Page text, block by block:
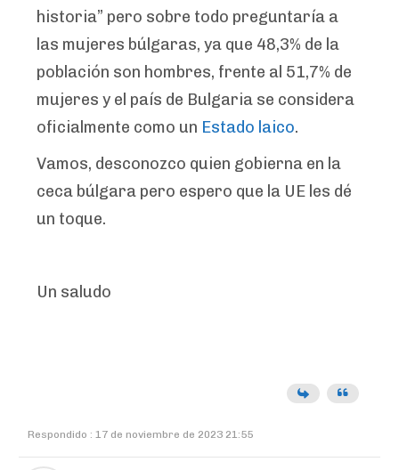
historia” pero sobre todo preguntaría a
las mujeres búlgaras, ya que 48,3% de la
población son hombres, frente al 51,7% de
mujeres y el país de Bulgaria se considera
oficialmente como un Estado laico.
Vamos, desconozco quien gobierna en la
ceca búlgara pero espero que la UE les dé
un toque.
Un saludo
Respondido : 17 de noviembre de 2023 21:55